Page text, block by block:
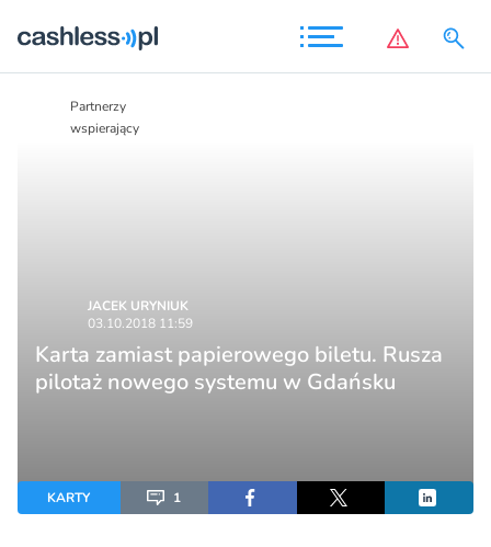
Partnerzy
wspierający
JACEK URYNIUK
03.10.2018 11:59
Karta zamiast papierowego biletu. Rusza
pilotaż nowego systemu w Gdańsku
KARTY 1